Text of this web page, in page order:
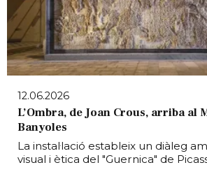
12.06.2026
L’Ombra, de Joan Crous, arriba al
Banyoles
La instal·lació estableix un diàleg
visual i ètica del "Guernica" de